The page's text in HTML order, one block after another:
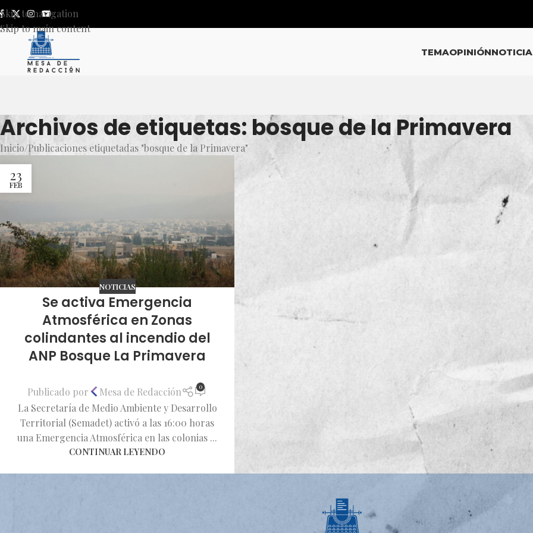
Skip to navigation
Skip to main content
TEMAOPINIÓN
Archivos de etiquetas: bosque de la Primavera
Inicio Publicaciones etiquetadas "bosque de la Primavera"
23
FEB
NOTICIAS
Se activa Emergencia
Atmosférica en Zonas
colindantes al incendio del
ANP Bosque La Primavera
Publicado por Mesa de Redacción 0
La Secretaría de Medio Ambiente y Desarrollo
Territorial (Semadet) activó a las 16:00 horas
una Emergencia Atmosférica en las colonias ...
CONTINUAR LEYENDO